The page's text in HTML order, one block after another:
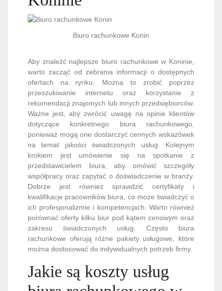
Biuro rachunkowe Konin
Aby znaleźć najlepsze biuro rachunkowe w Koninie,
warto zacząć od zebrania informacji o dostępnych
ofertach na rynku. Można to zrobić poprzez
przeszukiwanie internetu oraz korzystanie z
rekomendacji znajomych lub innych przedsiębiorców.
Ważne jest, aby zwrócić uwagę na opinie klientów
dotyczące konkretnego biura rachunkowego,
ponieważ mogą one dostarczyć cennych wskazówek
na temat jakości świadczonych usług. Kolejnym
krokiem jest umówienie się na spotkanie z
przedstawicielem biura, aby omówić szczegóły
współpracy oraz zapytać o doświadczenie w branży.
Dobrze jest również sprawdzić certyfikaty i
kwalifikacje pracowników biura, co może świadczyć o
ich profesjonalizmie i kompetencjach. Warto również
porównać oferty kilku biur pod kątem cenowym oraz
zakresu świadczonych usług. Często biura
rachunkowe oferują różne pakiety usługowe, które
można dostosować do indywidualnych potrzeb firmy.
Jakie są koszty usług